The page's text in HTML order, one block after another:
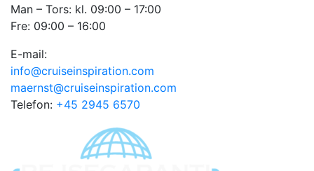
Man – Tors: kl. 09:00 – 17:00
Fre: 09:00 – 16:00
E-mail:
info@cruiseinspiration.com
maernst@cruiseinspiration.com
Telefon: +45 2945 6570